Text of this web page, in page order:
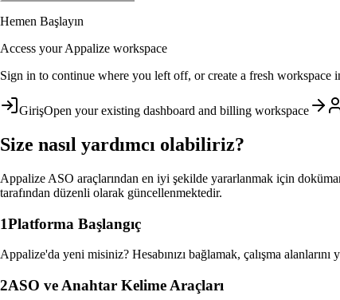
Hemen Başlayın
Access your Appalize workspace
Sign in to continue where you left off, or create a fresh workspace
GirişOpen your existing dashboard and billing workspace
Size nasıl yardımcı olabiliriz?
Appalize ASO araçlarından en iyi şekilde yararlanmak için
tarafından düzenli olarak güncellenmektedir.
1Platforma Başlangıç
Appalize'da yeni misiniz? Hesabınızı bağlamak, çalışma
2ASO ve Anahtar Kelime Araçları